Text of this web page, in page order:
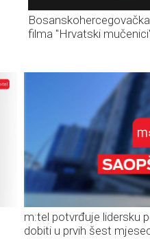
filma "Hrvatski
m:tel potvrđuje lidersku
dobiti u prvih šest